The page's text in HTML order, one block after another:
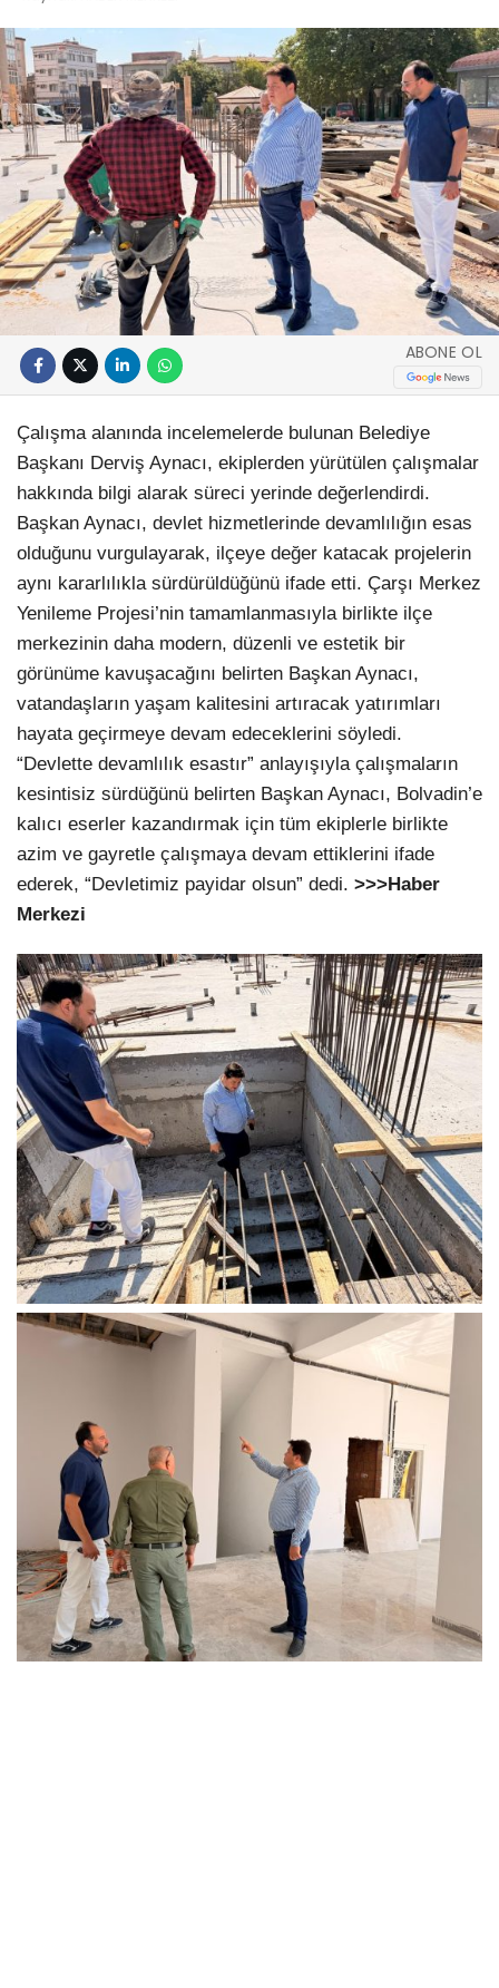
ABONE OL
Çalışma alanında incelemelerde bulunan Belediye
Başkanı Derviş Aynacı, ekiplerden yürütülen çalışmalar
hakkında bilgi alarak süreci yerinde değerlendirdi.
Başkan Aynacı, devlet hizmetlerinde devamlılığın esas
olduğunu vurgulayarak, ilçeye değer katacak projelerin
aynı kararlılıkla sürdürüldüğünü ifade etti. Çarşı Merkez
Yenileme Projesi’nin tamamlanmasıyla birlikte ilçe
merkezinin daha modern, düzenli ve estetik bir
görünüme kavuşacağını belirten Başkan Aynacı,
vatandaşların yaşam kalitesini artıracak yatırımları
hayata geçirmeye devam edeceklerini söyledi.
“Devlette devamlılık esastır” anlayışıyla çalışmaların
kesintisiz sürdüğünü belirten Başkan Aynacı, Bolvadin’e
kalıcı eserler kazandırmak için tüm ekiplerle birlikte
azim ve gayretle çalışmaya devam ettiklerini ifade
ederek, “Devletimiz payidar olsun” dedi. >>>Haber
Merkezi